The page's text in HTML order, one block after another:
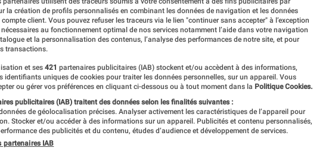
Tests
la création de profils personnalisés en combinant les données de navigation et les données
client. Vous pouvez refuser les traceurs via le lien "continuer sans accepter" à l’exception
au fonctionnement optimal de nos services notamment l’aide dans votre navigation
et la personnalisation des contenus, l’analyse des performances de notre site, et pour
transactions.
et ses 421 partenaires publicitaires (IAB) stockent et/ou accèdent à des informations,
identifiants uniques de cookies pour traiter les données personnelles, sur un appareil. Vous
ou gérer vos préférences en cliquant ci-dessous ou à tout moment dans la Politique Cookies.
publicitaires (IAB) traitent des données selon les finalités suivantes :
de géolocalisation précises. Analyser activement les caractéristiques de l’appareil pour
Stocker et/ou accéder à des informations sur un appareil. Publicités et contenu personnalisés,
des publicités et du contenu, études d’audience et développement de services.
partenaires IAB